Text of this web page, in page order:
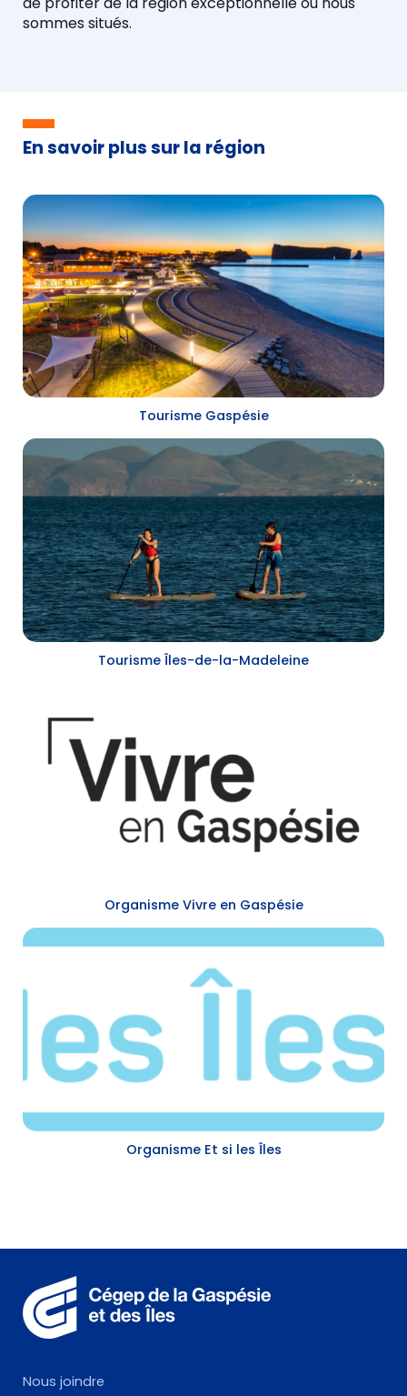
sommes situés.
En savoir plus sur la région
Tourisme Gaspésie
Tourisme Îles-de-la-Madeleine
Organisme Vivre en Gaspésie
Organisme Et si les Îles
Nous joindre